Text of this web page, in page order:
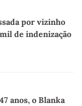
por vizinho
de indenização
anos, o Blanka